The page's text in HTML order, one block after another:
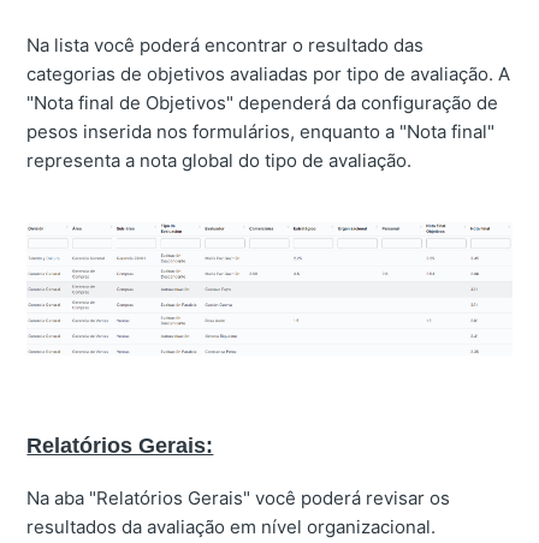
Na lista você poderá encontrar o resultado das
categorias de objetivos avaliadas por tipo de avaliação. A
"Nota final de Objetivos" dependerá da configuração de
pesos inserida nos formulários, enquanto a "Nota final"
representa a nota global do tipo de avaliação.
Relatórios Gerais:
Na aba "Relatórios Gerais" você poderá revisar os
resultados da avaliação em nível organizacional.